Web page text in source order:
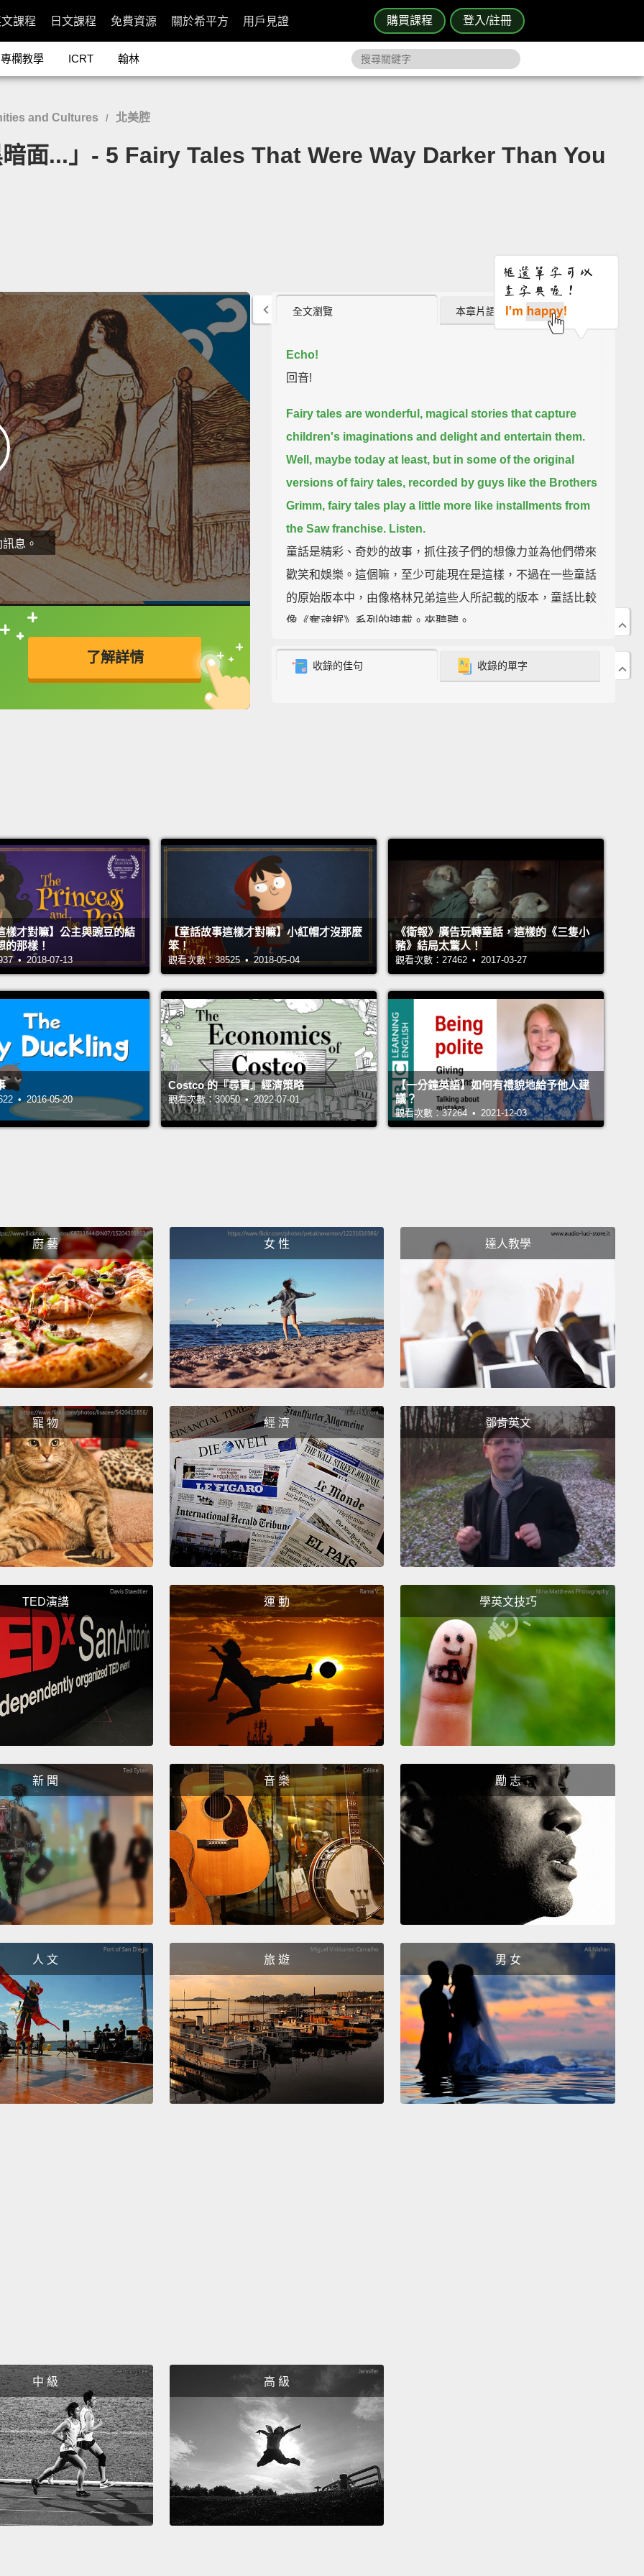
購買課程 登入/註冊
課程 日文課程 免費資源 關於希平方 用戶見證
專欄教學 ICRT 翰林
and Cultures / 北美腔
面...」- 5 Fairy Tales That Were Way Darker Than You
息。
了解詳情
接查字典喔！
英
全文瀏覽 本章片語 (5)
Echo!
回音!
Fairy tales are wonderful, magical stories that capture
children's imaginations and delight and entertain them.
Well, maybe today at least, but in some of the original
versions of fairy tales, recorded by guys like the Brothers
Grimm, fairy tales play a little more like installments from
the Saw franchise. Listen.
童話是精彩、奇妙的故事，抓住孩子們的想像力並為他們帶來
歡笑和娛樂。這個嘛，至少可能現在是這樣，不過在一些童話
的原始版本中，由像格林兄弟這些人所記載的版本，童話比較
像《奪魂鋸》系列的連載。來聽聽。
1. Cinderella
鞋，王子後來用那認出她。嗯，這故事的格林兄弟版本，他們
在 1812 年所記錄的，故事內容比較黑暗些。
Cinderella's wicked stepsisters try to get in on that glass-
slipper action by carving off some of their feet so they can
jam it in there.
Luckily, some pigeons that happen to be
hanging out nearby point out all of the blood,
wicked stepsisters are found out. Later on, those same
pigeons poke out Cinderella's wicked stepsisters' eyes at
her wedding.
灰姑娘的邪惡繼姊們嘗試把腳的一部分切下來穿上玻璃鞋，好
讓自己可以把腳塞進鞋裡。幸好，一些恰巧在附近繞的鴿子們
指出所有血跡，邪惡的繼姊們就被揭發了。後來，同樣那群鴿
子在灰姑娘的婚禮上將邪惡繼姊們的眼珠戳出來。
brutal revenge action.
At Snow White's wedding, the
partygoers force Snow White's wicked stepmother to put
on searing hot iron shoes and dance around until she
collapses and dies!
《仙履奇緣》並非唯一一部有再婚家庭殘暴復仇情節的童話。
在白雪公主的婚禮上，賓客們強逼白雪公主的邪惡後母穿上滾
燙的鐵鞋，並逼她四處跳舞直到倒地死亡為止!
What...?
什麼...？
3. Pinocchio
三、《木偶奇遇記》
In the 1940 Disney version of Pinocchio, the little wooden
rascal gets into a little bit of trouble with some shallow
vices like gambling and fibbing. But in the original version
written in 1883 by Carlo Collodi, Pinocchio turns totally
Patrick Bateman.
He bashes his good friend, the Cricket,
with a hammer, killing him.
在 1940 年迪士尼版本的《木偶奇遇記》中，那木頭小搗蛋因
為一些不重的罪行而遇到一點麻煩，像是賭博和說謊那些壞習
慣。不過在 1883 年 Carlo Collodi 所著的原始版本中，皮諾丘
完完全全變成美國殺人魔(註一)。他用槌子痛毆他的好朋友蟋
蟀，殺死了他。
4. Rapunzel
四、《長髮公主》
You're familiar with the contours of the Rapunzel story:
There's a girl who's trapped in a tower by a crazed witch.
She has freakishly long hair that a prince climbs up and
hangs out with her.
Well, in the early version, Rapunzel's
hair is climbed up upon by the prince, sure,
but while he's
up there, he apparently gets her pregnant. After the
crazed witch finds out, she goes berserk, cuts off
Rapunzel's hair, banishes her to a desert, and forces the
prince to jump from the tower.
He, apparently being
unaware that he's in a Grimm fairy tale, fails to cover his
eyes on the way down and lands in a thorn bush. His
eyeballs are, of course, gouged out.
你很熟悉《長髮公主》的故事輪廓：有一個被瘋女巫困在高塔
version of the Little Mermaid,
would wanna be "part of your world."
sea witch traps the little mermaid's voice by cutting off her
tongue
end, the mermaid is given a choice of turning back into a
mermaid by stabbing the prince in the heart and bathing
her feet in his blood
else.
收錄的佳句 收錄的單字
樣才對嘛】公主與豌豆的結
的那樣！
• 2018-07-13
【童話故事這樣才對嘛】小紅帽才沒那麼
笨！
觀看次數：38525 • 2018-05-04
《衛報》廣告玩轉童話，這樣的《三隻小
豬》結局太驚人！
觀看次數：27462 • 2017-03-27
• 2016-05-20
Costco 的『尋寶』經濟策略
觀看次數：30050 • 2022-07-01
【一分鐘英語】如何有禮貌地給予他人建
議？
觀看次數：37264 • 2021-12-03
廚 藝 女 性 達人教學
寵 物 經 濟 鄧肯英文
TED演講 運 動 學英文技巧
新 聞 音 樂 勵 志
人 文 旅 遊 男 女
中 級 高 級